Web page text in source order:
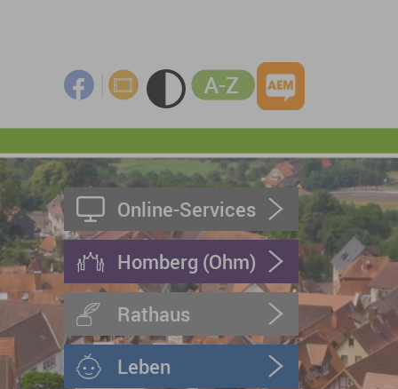
Online-Services
Homberg (Ohm)
Rathaus
Leben